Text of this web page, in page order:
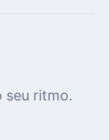
seu ritmo.